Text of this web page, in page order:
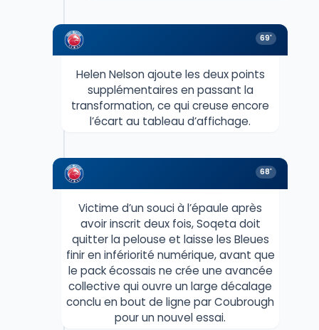
69'
Helen Nelson ajoute les deux points
supplémentaires en passant la
transformation, ce qui creuse encore
l’écart au tableau d’affichage.
68'
Victime d’un souci à l’épaule après
avoir inscrit deux fois, Soqeta doit
quitter la pelouse et laisse les Bleues
finir en infériorité numérique, avant que
le pack écossais ne crée une avancée
collective qui ouvre un large décalage
conclu en bout de ligne par Coubrough
pour un nouvel essai.